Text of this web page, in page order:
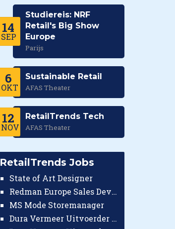
14
SEP
Studiereis: NRF
Retail's Big Show
Europe
Parijs
6
OKT
Sustainable Retail
AFAS Theater
12
NOV
RetailTrends Tech
AFAS Theater
RetailTrends Jobs
State of Art Designer
Redman Europe Sales Developer (Europe)
MS Mode Storemanager
Dura Vermeer Uitvoerder GWW Amsterdam